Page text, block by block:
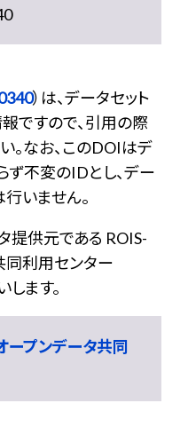
）は、データセット
ですので、引用の際
。なお、このDOIはデ
ず不変のIDとし、デー
いません。
提供元である ROIS-
同利用センター
ます。
ープンデータ共同